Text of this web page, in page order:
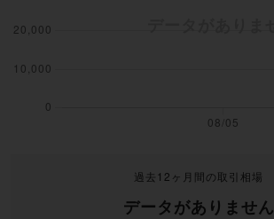
過去12ヶ月間の取引相場
データがありません